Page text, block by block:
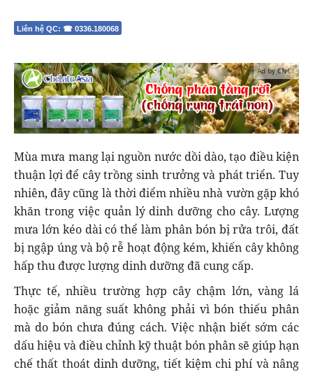
Liên hệ QC: ☎ 0336.180068
Ad by CNCT
Mùa mưa mang lại nguồn nước dồi dào, tạo điều kiện
thuận lợi để cây trồng sinh trưởng và phát triển. Tuy
nhiên, đây cũng là thời điểm nhiều nhà vườn gặp khó
khăn trong việc quản lý dinh dưỡng cho cây. Lượng
mưa lớn kéo dài có thể làm phân bón bị rửa trôi, đất
bị ngập úng và bộ rễ hoạt động kém, khiến cây không
hấp thu được lượng dinh dưỡng đã cung cấp.
Thực tế, nhiều trường hợp cây chậm lớn, vàng lá
hoặc giảm năng suất không phải vì bón thiếu phân
mà do bón chưa đúng cách. Việc nhận biết sớm các
dấu hiệu và điều chỉnh kỹ thuật bón phân sẽ giúp hạn
chế thất thoát dinh dưỡng, tiết kiệm chi phí và nâng